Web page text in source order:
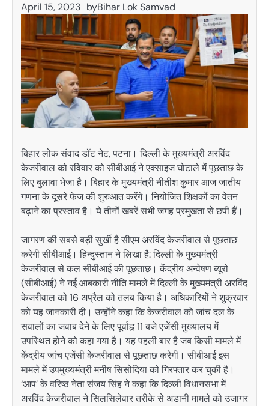
April 15, 2023 byBihar Lok Samvad
बिहार लोक संवाद डॉट नेट, पटना। दिल्ली के मुख्यमंत्री अरविंद
केजरीवाल को रविवार को सीबीआई ने एक्साइज घोटाले में पूछताछ के
लिए बुलावा भेजा है। बिहार के मुख्यमंत्री नीतीश कुमार आज जातीय
गणना के दूसरे फेज की शुरुआत करेंगे। नियोजित शिक्षकों का वेतन
बढ़ाने का प्रस्ताव है। ये तीनों खबरें सभी जगह प्रमुखता से छपी हैं।
जागरण की सबसे बड़ी सुर्खी है सीएम अरविंद केजरीवाल से पूछताछ
करेगी सीबीआई। हिन्दुस्तान ने लिखा है: दिल्ली के मुख्यमंत्री
केजरीवाल से कल सीबीआई की पूछताछ। केंद्रीय अन्वेषण ब्यूरो
(सीबीआई) ने नई आबकारी नीति मामले में दिल्ली के मुख्यमंत्री अरविंद
केजरीवाल को 16 अप्रैल को तलब किया है। अधिकारियों ने शुक्रवार
को यह जानकारी दी। उन्होंने कहा कि केजरीवाल को जांच दल के
सवालों का जवाब देने के लिए पूर्वाह्न 11 बजे एजेंसी मुख्यालय में
उपस्थित होने को कहा गया है। यह पहली बार है जब किसी मामले में
केंद्रीय जांच एजेंसी केजरीवाल से पूछताछ करेगी। सीबीआई इस
मामले में उपमुख्यमंत्री मनीष सिसोदिया को गिरफ्तार कर चुकी है।
‘आप’ के वरिष्ठ नेता संजय सिंह ने कहा कि दिल्ली विधानसभा में
अरविंद केजरीवाल ने सिलसिलेवार तरीके से अडानी मामले को उजागर